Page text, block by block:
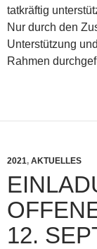
tatkräftig
Nur durch den
Unterstützung
Rahmen
2021, AKTUELLES
12.